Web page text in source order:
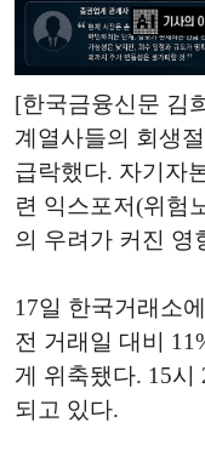
[한국금융신문 김
계열사들의 회생
급락했다. 자기자
련 익스포저(위험
의 우려가 커진 영
17일 한국거래소
전 거래일 대비
게 위축됐다. 15시
되고 있다.